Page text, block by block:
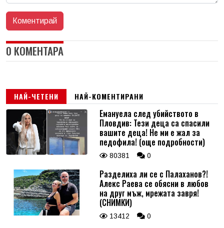
0 КОМЕНТАРА
НАЙ-ЧЕТЕНИ НАЙ-КОМЕНТИРАНИ
Емануела след убийството в
Пловдив: Тези деца са спасили
вашите деца! Не ми е жал за
педофила! (още подробности)
80381 0
Разделиха ли се с Палаханов?!
Алекс Раева се обясни в любов
на друг мъж, мрежата завря!
(СНИМКИ)
13412 0